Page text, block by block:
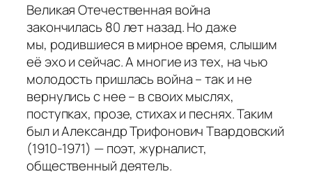
Великая Отечественная война
закончилась 80 лет назад. Но даже
мы, родившиеся в мирное время, слышим
её эхо и сейчас. А многие из тех, на чью
молодость пришлась война – так и не
вернулись с нее – в своих мыслях,
поступках, прозе, стихах и песнях. Таким
был и Александр Трифонович Твардовский
(1910-1971) — поэт, журналист,
общественный деятель.